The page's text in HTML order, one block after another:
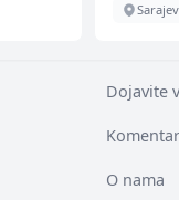
Dojavite
O nama